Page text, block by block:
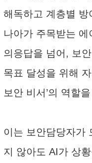
해독하고 계층별
나아가 주목받는
의응답을 넘어, 보
목표 달성을 위해
보안 비서’의 역할
이는 보안담당자가
지 않아도 AI가 상